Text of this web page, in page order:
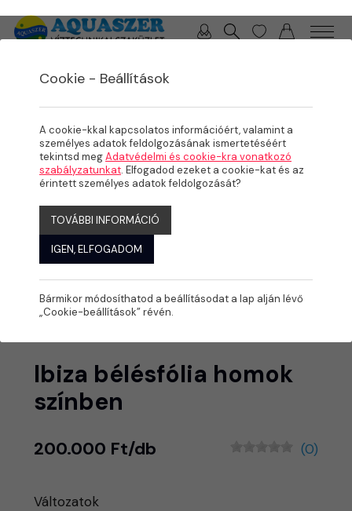
Ibiza bélésfólia homok
színben
200.000 Ft/db (0)
Változatok
Cookie - Beállítások
A cookie-kkal kapcsolatos információért, valamint a
személyes adatok feldolgozásának ismertetéséért
tekintsd megAdatvédelmi és cookie-kra vonatkozó
szabályzatunkat. Elfogadod ezeket a cookie-kat és az
érintett személyes adatok feldolgozását?
TOVÁBBI INFORMÁCIÓ
IGEN, ELFOGADOM
Bármikor módosíthatod a beállításodat a lap alján lévő
„Cookie-beállítások” révén.